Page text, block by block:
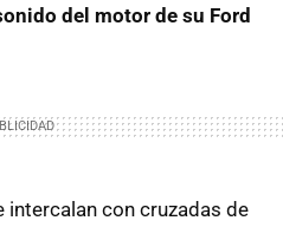
del motor de su Ford
intercalan con cruzadas de